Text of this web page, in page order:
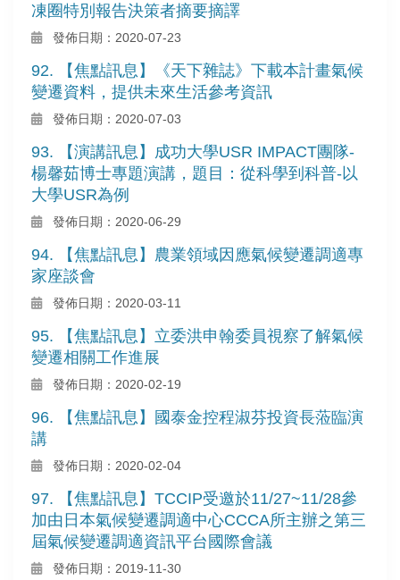
凍圈特別報告決策者摘要摘譯
發佈日期：2020-07-23
92. 【焦點訊息】《天下雜誌》下載本計畫氣候
變遷資料，提供未來生活參考資訊
發佈日期：2020-07-03
93. 【演講訊息】成功大學USR IMPACT團隊-
楊馨茹博士專題演講，題目：從科學到科普-以
大學USR為例
發佈日期：2020-06-29
94. 【焦點訊息】農業領域因應氣候變遷調適專
家座談會
發佈日期：2020-03-11
95. 【焦點訊息】立委洪申翰委員視察了解氣候
變遷相關工作進展
發佈日期：2020-02-19
96. 【焦點訊息】國泰金控程淑芬投資長蒞臨演
講
發佈日期：2020-02-04
97. 【焦點訊息】TCCIP受邀於11/27~11/28參
加由日本氣候變遷調適中心CCCA所主辦之第三
屆氣候變遷調適資訊平台國際會議
發佈日期：2019-11-30